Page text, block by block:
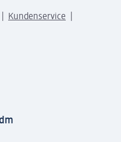
Kundenservice